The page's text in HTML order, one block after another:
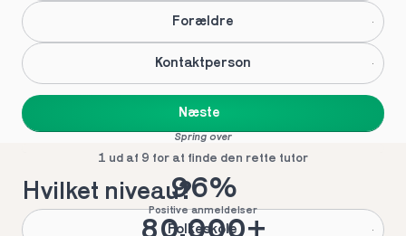
Forældre
Kontaktperson
Næste
Spring over
1 ud af 9 for at finde den rette tutor
Hvilket niveau?
Folkeskole
96%
Positive anmeldelser